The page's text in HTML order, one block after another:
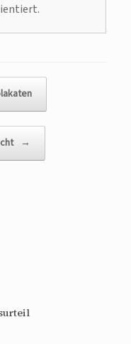
→